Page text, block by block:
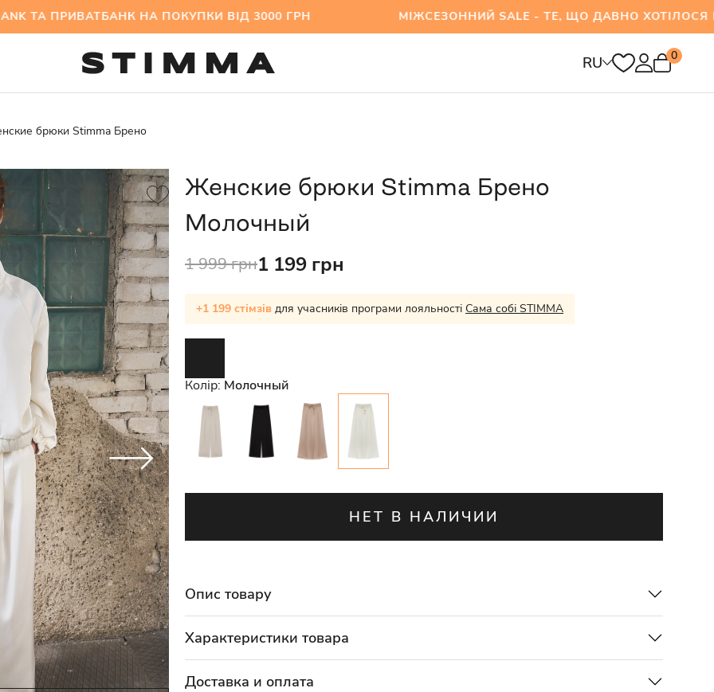
ПРИВАТБАНК НА ПОКУПКИ ВІД 3000 ГРН МІЖСЕЗОННИЙ SALE - ТЕ, ЩО ДАВНО ХОТІЛОСЯ ВЖЕ
RU 0
брюки Stimma Брено
Женские брюки Stimma Брено
Молочный
1 999 грн1 199 грн
+1 199 стімзів для учасників програми лояльності Сама собі STIMMA
Колір: Молочный
НЕТ В НАЛИЧИИ
Опис товару
Характеристики товара
Доставка и оплата